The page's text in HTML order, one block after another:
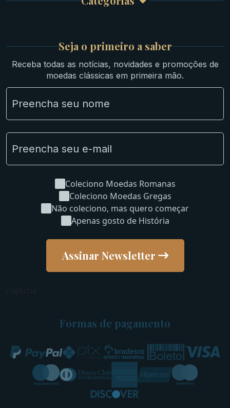
Ibéricas
Lotes Grandes
Material Numismático
NGC e NNC Encapsuladas
Novidades
Seja o primeiro a saber
Receba todas as notícias, novidades e promoções de
moedas clássicas em primeira mão.
Coleciono Moedas Romanas
Coleciono Moedas Gregas
Não coleciono, mas quero começar
Apenas gosto de História
Assinar Newsletter
Formas de pagamento